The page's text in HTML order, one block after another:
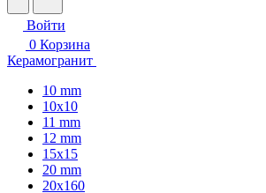
Войти
0 Корзина
Керамогранит
10 mm
10x10
11 mm
12 mm
15x15
20 mm
20х160